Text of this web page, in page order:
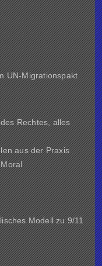
UN-Migrationspakt
Rechtes, alles
aus der Praxis
Modell zu 9/11